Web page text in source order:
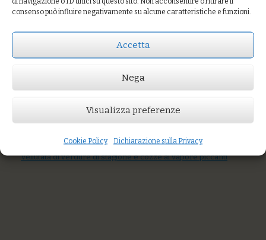
consenso può influire negativamente su alcune caratteristiche e funzioni.
Accetta
Nega
Visualizza preferenze
Cookie Policy Dichiarazione sulla Privacy
Prezzo:€7,00
Trofie con crema delicata di formaggi freschi, mela e pepe
rosa
all’aglio, basilico
Vellutata di verdure di stagione e cozze al vapore piccanti
sarde scottati